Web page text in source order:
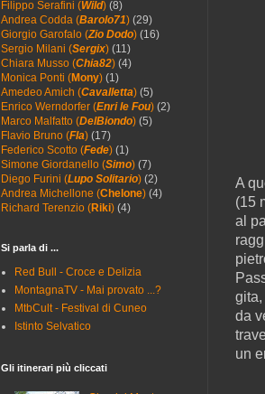
A
(15
al
da
un
Filippo Serafini (Wild) (8)
Andrea Codda (Barolo71) (29)
Giorgio Garofalo (Zio Dodo) (16)
Sergio Milani (Sergix) (11)
Chiara Musso (Chia82) (4)
Monica Ponti (Mony) (1)
Amedeo Amich (Cavalletta) (5)
Enrico Werndorfer (Enri le Fou) (2)
Marco Malfatto (DelBiondo) (5)
Flavio Bruno (Fla) (17)
Federico Scotto (Fede) (1)
Simone Giordanello (Simo) (7)
Diego Furini (Lupo Solitario) (2)
Andrea Michellone (Chelone) (4)
Richard Terenzio (Riki) (4)
Si parla di ...
Red Bull - Croce e Delizia
MontagnaTV - Mai provato ...?
MtbCult - Festival di Cuneo
Istinto Selvatico
Gli itinerari più cliccati